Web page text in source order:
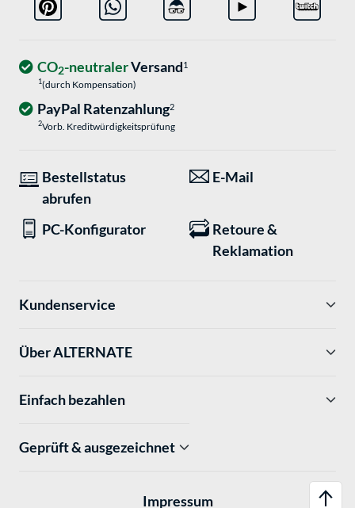
CO2-neutralerVersand1
1(durch Kompensation)
PayPal Ratenzahlung2
2Vorb. Kreditwürdigkeitsprüfung
Bestellstatus
abrufen
E-Mail
PC-Konfigurator
Retoure &
Reklamation
Kundenservice
Über ALTERNATE
Einfach bezahlen
Geprüft & ausgezeichnet
Impressum